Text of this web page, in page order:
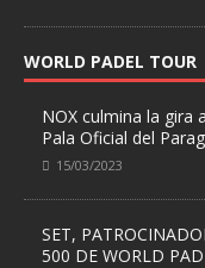
WORLD PADEL TOUR
NOX culmina la gira
Pala Oficial del
15/03/2023
SET,
500 DE WORLD